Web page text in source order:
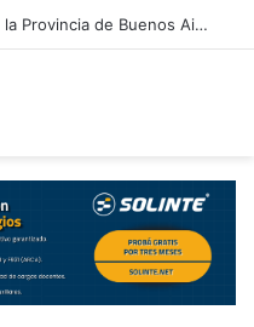
Guía completa para la designación y cambio de Representantes Legales en colegios de PBA (DIEGEP)